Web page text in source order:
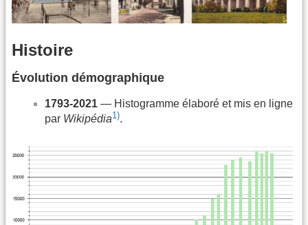
Histoire
Évolution démographique
1793-2021 — Histogramme élaboré et mis en ligne
par Wikipédia1).